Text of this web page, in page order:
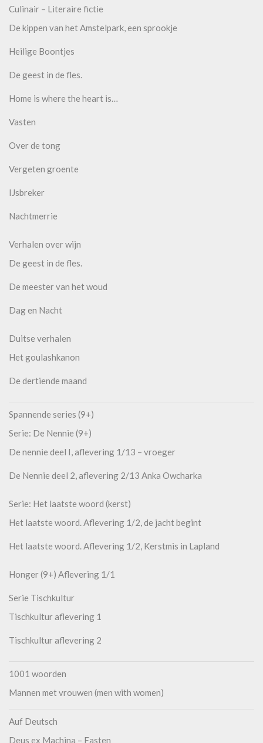
Culinair – Literaire fictie
De kippen van het Amstelpark, een sprookje
Heilige Boontjes
De geest in de fles.
Home is where the heart is…
Vasten
Over de tong
Vergeten groente
IJsbreker
Nachtmerrie
Verhalen over wijn
De geest in de fles.
De meester van het woud
Dag en Nacht
Duitse verhalen
Het goulashkanon
De dertiende maand
Spannende series (9+)
Serie: De Nennie (9+)
De nennie deel I, aflevering 1/13 – vroeger
De Nennie deel 2, aflevering 2/13 Anka Owcharka
Serie: Het laatste woord (kerst)
Het laatste woord. Aflevering 1/2, de jacht begint
Het laatste woord. Aflevering 1/2, Kerstmis in Lapland
Honger (9+) Aflevering 1/1
Serie Tischkultur
Tischkultur aflevering 1
Tischkultur aflevering 2
1001 woorden
Mannen met vrouwen (men with women)
Auf Deutsch
Deus ex Machina – Fasten